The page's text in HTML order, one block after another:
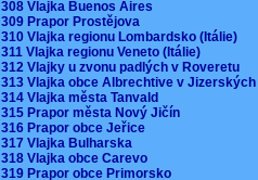
308 Vlajka Buenos Aires
309 Prapor Prostějova
310 Vlajka regionu Lombardsko (Itálie)
311 Vlajka regionu Veneto (Itálie)
312 Vlajky u zvonu padlých v Roveretu
313 Vlajka obce Albrechtive v
314 Vlajka města Tanvald
315 Prapor města Nový Jičín
316 Prapor obce Jeřice
317 Vlajka Bulharska
318 Vlajka obce Carevo
319 Prapor obce Primorsko